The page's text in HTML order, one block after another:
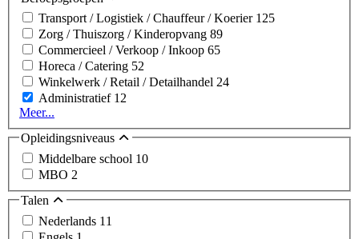
Transport / Logistiek / Chauffeur / Koerier 125
Zorg / Thuiszorg / Kinderopvang 89
Commercieel / Verkoop / Inkoop 65
Horeca / Catering 52
Winkelwerk / Retail / Detailhandel 24
Administratief 12
Meer...
Opleidingsniveaus
Middelbare school 10
MBO 2
Talen
Nederlands 11